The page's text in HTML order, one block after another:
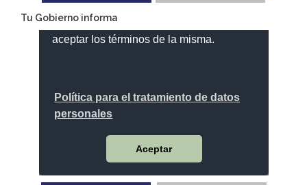
Tu Gobierno informa